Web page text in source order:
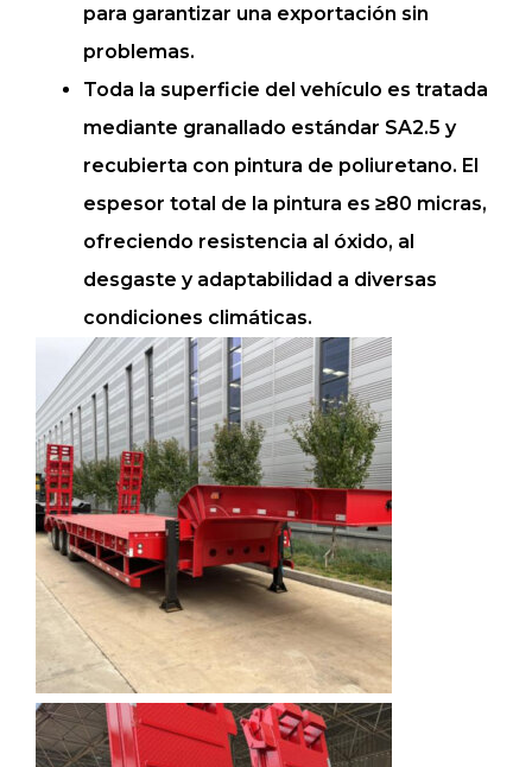
para garantizar una exportación sin
problemas.
Toda la superficie del vehículo es tratada
mediante granallado estándar SA2.5 y
recubierta con pintura de poliuretano. El
espesor total de la pintura es ≥80 micras,
ofreciendo resistencia al óxido, al
desgaste y adaptabilidad a diversas
condiciones climáticas.